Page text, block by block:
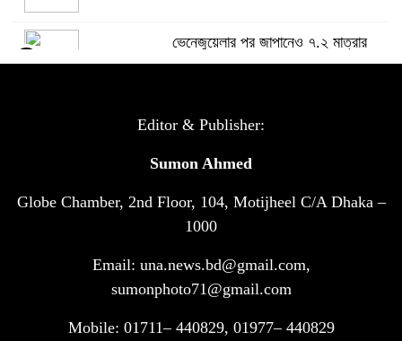
ভেনেজুয়েলার পর জাপানেও ৭.২ মাত্রার
শক্তিশালী ভূমিকম্প
টানা ৩ ম্যাচে গোল ভিনির, ইতিহাস বলছে
সরকারি ৩শ কেজি বই বিক্রির অভিযোগ
মাদ্রাসা সুপারের বিরুদ্ধে
গাড়ি বিক্রির পর মালিকানা পরিবর্তনে কঠোর
Editor & Publisher:
Sumon Ahmed
Globe Chamber, 2nd Floor, 104, Motijheel C/A Dhaka –
1000
Email: una.news.bd@gmail.com,
sumonphoto71@gmail.com
Mobile: 01711– 440829, 01977– 440829